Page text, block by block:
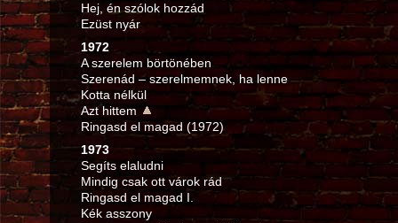
Hej, én szólok hozzád
Ezüst nyár
1972
A szerelem börtönében
Szerenád – szerelmemnek, ha lenne
Kotta nélkül
Azt hittem
Ringasd el magad (1972)
1973
Segíts elaludni
Mindig csak ott várok rád
Ringasd el magad I.
Kék asszony